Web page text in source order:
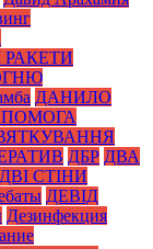
РАКЕТИ
ДАНИЛО
ДБР ДВА
ДВІ СТІНИ
ДЕВІД
Дезинфекция